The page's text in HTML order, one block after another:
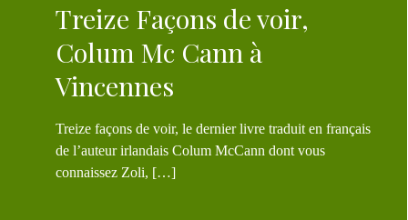
Treize Façons de voir,
Colum Mc Cann à
Vincennes
Treize façons de voir, le dernier livre traduit en français
de l’auteur irlandais Colum McCann dont vous
connaissez Zoli, […]